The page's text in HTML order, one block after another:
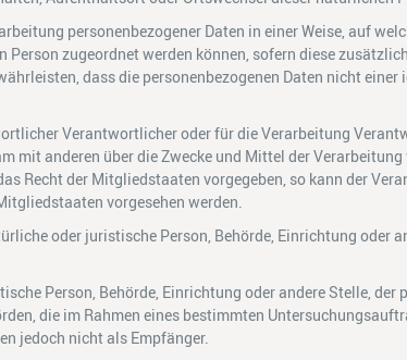
personenbezogener Daten in einer Weise, auf
zugeordnet werden können, sofern diese
dass die personenbezogenen Daten nicht
Verantwortlicher oder für die Verarbeitung
mit anderen über die Zwecke und Mittel der
Recht der Mitgliedstaaten vorgegeben, so kann der
vorgesehen werden.
oder juristische Person, Behörde, Einrichtung oder
Person, Behörde, Einrichtung oder andere Stelle, der
die im Rahmen eines bestimmten
jedoch nicht als Empfänger.